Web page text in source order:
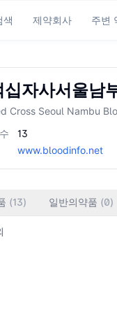
색 제약회사 주변
십자사서울남
Cross Seoul Nambu
13
www.bloodinfo.net
(13) 일반의약품 (0)